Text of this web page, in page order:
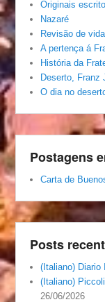
Originais
Nazaré
Revisão de vida
A pertença á
História da
Deserto, Franz
O dia no
Postagens
Carta de
Posts
(Italiano) Diario
(Italiano)
26/06/2026